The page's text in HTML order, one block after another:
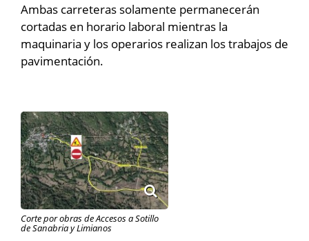
Ambas carreteras solamente permanecerán
cortadas en horario laboral mientras la
maquinaria y los operarios realizan los trabajos de
pavimentación.
Corte por obras de Accesos a Sotillo
de Sanabria y Limianos